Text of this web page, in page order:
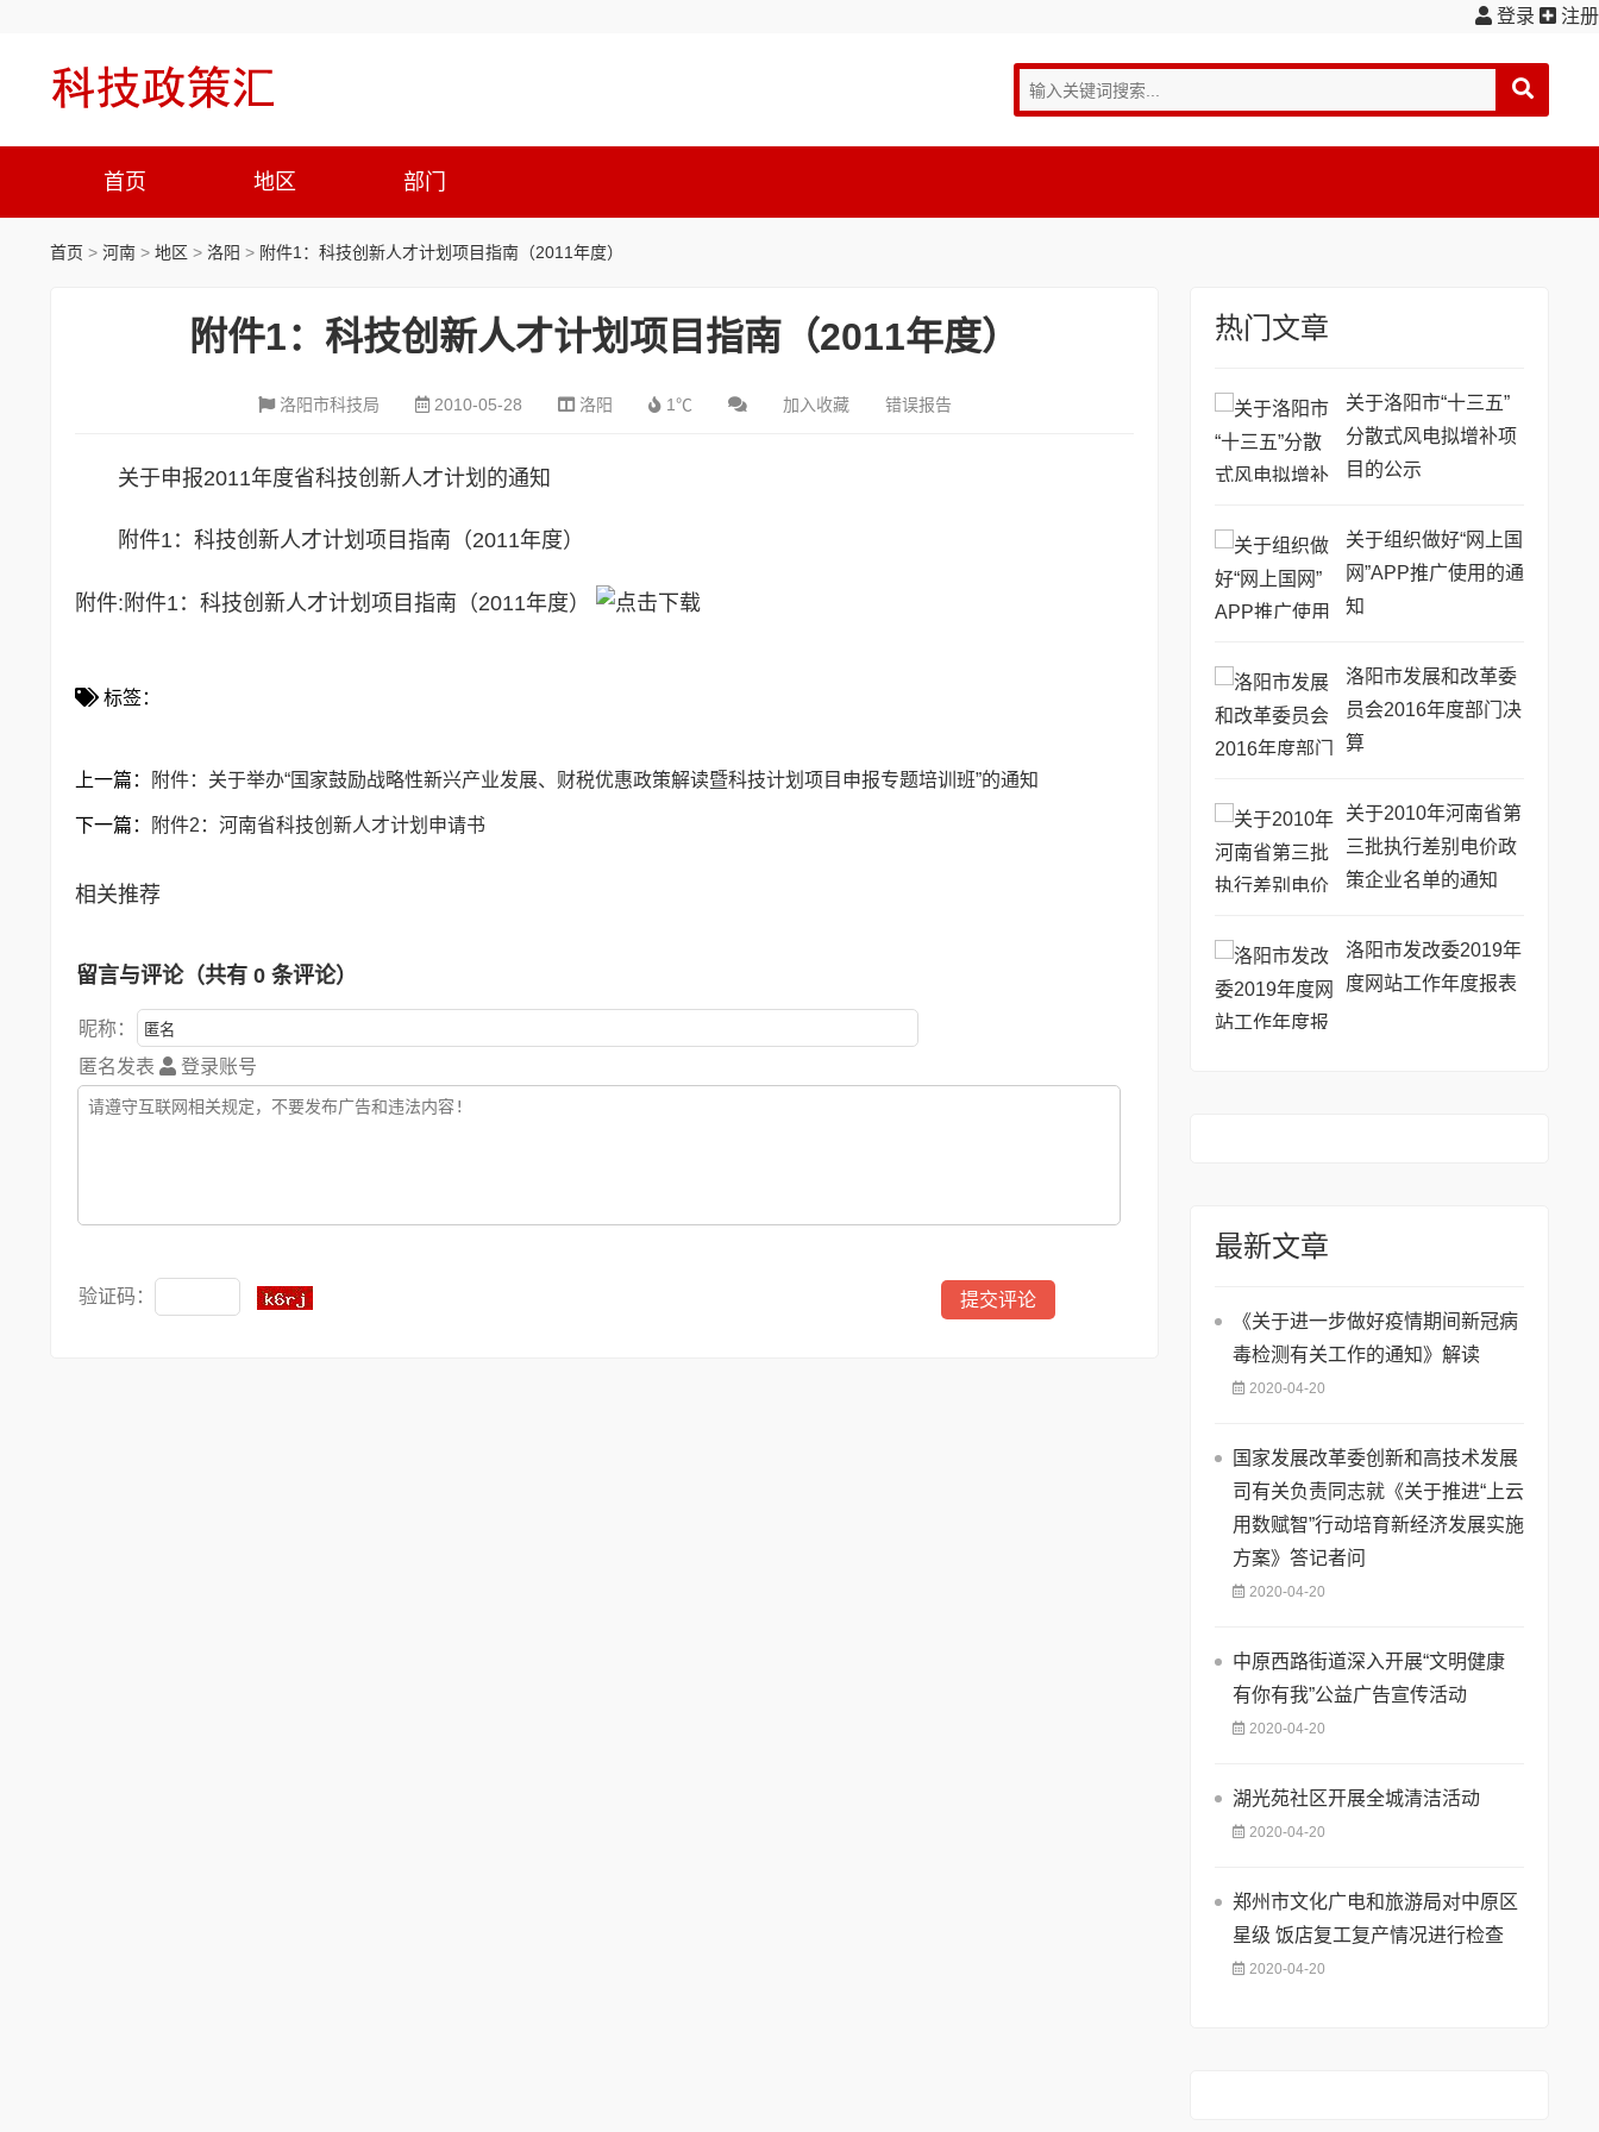
登录 注册
首页 地区 部门
首页 > 河南 > 地区 > 洛阳 > 附件1：科技创新人才计划项目指南（2011年度）
附件1：科技创新人才计划项目指南（2011年度）
洛阳市科技局 2010-05-28 洛阳 1℃ 加入收藏 错误报告
关于申报2011年度省科技创新人才计划的通知
附件1：科技创新人才计划项目指南（2011年度）
附件: 附件1：科技创新人才计划项目指南（2011年度）
标签：
上一篇： 附件：关于举办“国家鼓励战略性新兴产业发展、财税优惠政策解读暨科技计划项目申报专题培训班”的通知
下一篇： 附件2：河南省科技创新人才计划申请书
相关推荐
留言与评论（共有 0 条评论）
昵称：
匿名发表
登录账号
验证码：
热门文章
关于洛阳市“十三五”
分散式风电拟增补项
目的公示
关于组织做好“网上国
网”APP推广使用的通
知
洛阳市发展和改革委
员会2016年度部门决
算
关于2010年河南省第
三批执行差别电价政
策企业名单的通知
洛阳市发改委2019年
度网站工作年度报表
最新文章
《关于进一步做好疫情期间新冠病
毒检测有关工作的通知》解读
2020-04-20
国家发展改革委创新和高技术发展
司有关负责同志就《关于推进“上云
用数赋智”行动培育新经济发展实施
方案》答记者问
2020-04-20
中原西路街道深入开展“文明健康
有你有我”公益广告宣传活动
2020-04-20
湖光苑社区开展全城清洁活动
2020-04-20
郑州市文化广电和旅游局对中原区
星级 饭店复工复产情况进行检查
2020-04-20